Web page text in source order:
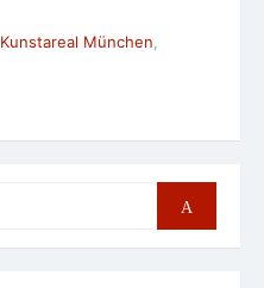
Kunstareal München,
Search